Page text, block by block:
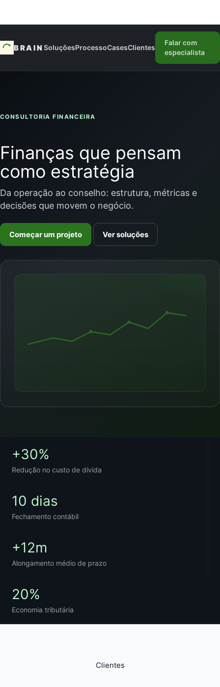
BRAINSoluçõesProcessoCasesClientes
Falar com
especialista
CONSULTORIA FINANCEIRA
Finanças que pensam
como estratégia
Da operação ao conselho: estrutura, métricas e
decisões que movem o negócio.
Começar um projeto Ver soluções
+30%
Redução no custo de dívida
10 dias
Fechamento contábil
+12m
Alongamento médio de prazo
20%
Economia tributária
Clientes